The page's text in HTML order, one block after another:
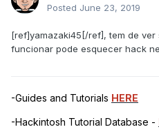
Posted June 23, 2019
[ref]yamazaki45[/ref], tem de
funcionar pode esquecer hack
-Guides and Tutorials HERE
-Hackintosh Tutorial Database -